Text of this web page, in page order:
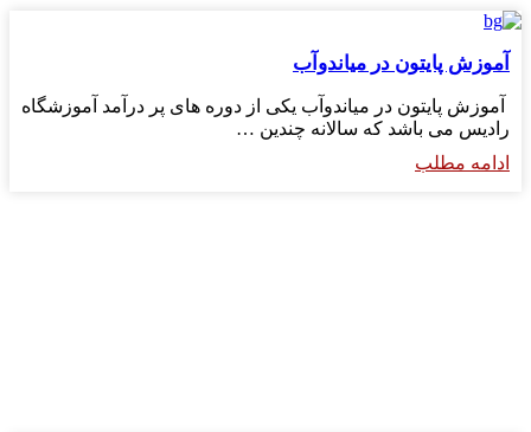
آموزش پایتون در میاندوآب
آموزش پایتون در میاندوآب یکی از دوره های پر درآمد آموزشگاه
رادیس می باشد که سالانه چندین …
ادامه مطلب